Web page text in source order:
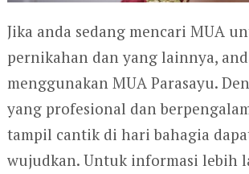
Jika anda sedang mencari MUA
pernikahan dan yang lainnya,
menggunakan MUA Parasayu.
yang profesional dan
tampil cantik di hari bahagia
wujudkan. Untuk informasi lebih